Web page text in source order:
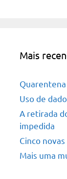
Mais
Uso de
A retirada
impedida
Cinco
Mais uma